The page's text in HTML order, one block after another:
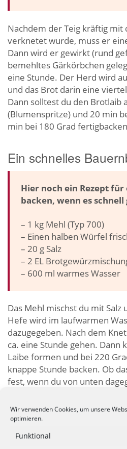
Wir verwenden Cookies, um unsere
optimieren.
Funktional
Nachdem der Teig kräftig mit
verknetet wurde, muss er
Dann wird er gewirkt (rund
bemehltes Gärkörbchen
eine Stunde. Der Herd wird
und das Brot darin eine
Dann solltest du den Brotlaib
(Blumenspritze) und 20 min
min bei 180 Grad
Ein schnelles
Hier noch ein Rezept
backen, wenn es schnell
– 1 kg Mehl (Typ 700)
– Einen halben Würfel
– 20 g Salz
– 2 EL
– 600 ml warmes Wasser
Das Mehl mischst du mit Salz
Hefe wird im laufwarmen
dazugegeben. Nach dem
ca. eine Stunde gehen. Dann
Laibe formen und bei 220
knappe Stunde backen. Ob
fest, wenn du von unten
Dein eigenes Getreide
Solche nach dieser Art